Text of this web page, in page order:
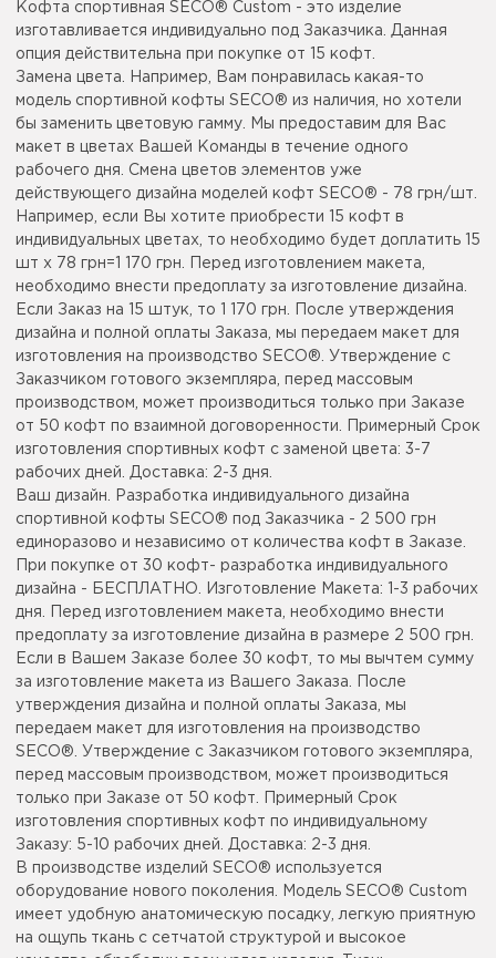
Кофта спортивная SECO® Custom - это изделие
изготавливается индивидуально под Заказчика. Данная
опция действительна при покупке от 15 кофт.
Замена цвета. Например, Вам понравилась какая-то
модель спортивной кофты SECO® из наличия, но хотели
бы заменить цветовую гамму. Мы предоставим для Вас
макет в цветах Вашей Команды в течение одного
рабочего дня. Смена цветов элементов уже
действующего дизайна моделей кофт SECO® - 78 грн/шт.
Например, если Вы хотите приобрести 15 кофт в
индивидуальных цветах, то необходимо будет доплатить 15
шт x 78 грн=1 170 грн. Перед изготовлением макета,
необходимо внести предоплату за изготовление дизайна.
Если Заказ на 15 штук, то 1 170 грн. После утверждения
дизайна и полной оплаты Заказа, мы передаем макет для
изготовления на производство SECO®. Утверждение с
Заказчиком готового экземпляра, перед массовым
производством, может производиться только при Заказе
от 50 кофт по взаимной договоренности. Примерный Срок
изготовления спортивных кофт с заменой цвета: 3-7
рабочих дней. Доставка: 2-3 дня.
Ваш дизайн. Разработка индивидуального дизайна
спортивной кофты SECO® под Заказчика - 2 500 грн
единоразово и независимо от количества кофт в Заказе.
При покупке от 30 кофт- разработка индивидуального
дизайна - БЕСПЛАТНО. Изготовление Макета: 1-3 рабочих
дня. Перед изготовлением макета, необходимо внести
предоплату за изготовление дизайна в размере 2 500 грн.
Если в Вашем Заказе более 30 кофт, то мы вычтем сумму
за изготовление макета из Вашего Заказа. После
утверждения дизайна и полной оплаты Заказа, мы
передаем макет для изготовления на производство
SECO®. Утверждение с Заказчиком готового экземпляра,
перед массовым производством, может производиться
только при Заказе от 50 кофт. Примерный Срок
изготовления спортивных кофт по индивидуальному
Заказу: 5-10 рабочих дней. Доставка: 2-3 дня.
В производстве изделий SECO® используется
оборудование нового поколения. Модель SECO® Custom
имеет удобную анатомическую посадку, легкую приятную
на ощупь ткань с сетчатой структурой и высокое